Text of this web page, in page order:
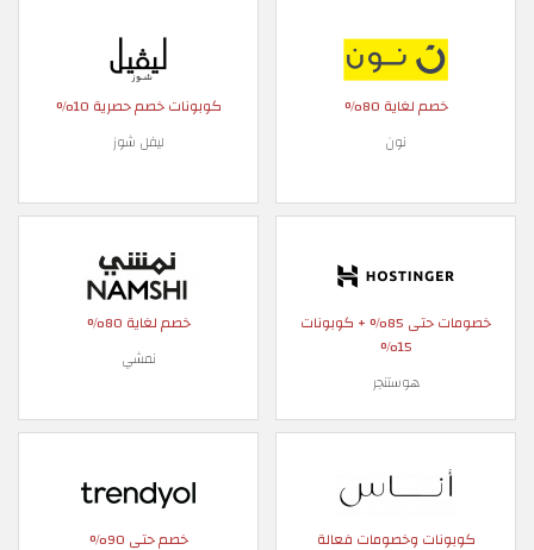
خصم لغاية 80%
نون
كوبونات خصم حصرية 10%
ليفل شوز
خصومات حتى 85% + كوبونات
15%
هوستنجر
خصم لغاية 80%
نمشي
كوبونات وخصومات فعالة
خصم حتى 90%